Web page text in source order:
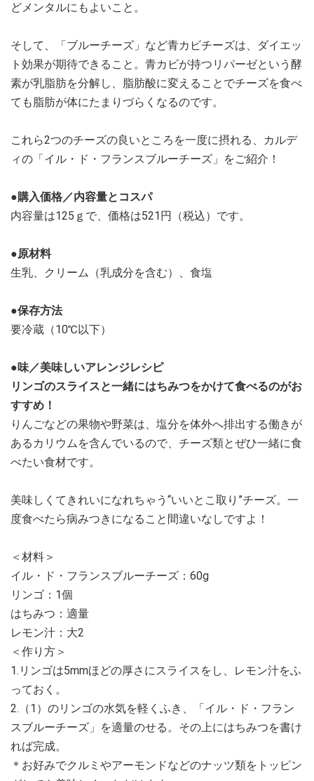
どメンタルにもよいこと。
そして、「ブルーチーズ」など青カビチーズは、ダイエッ
ト効果が期待できること。青カビが持つリパーゼという酵
素が乳脂肪を分解し、脂肪酸に変えることでチーズを食べ
ても脂肪が体にたまりづらくなるのです。
これら2つのチーズの良いところを一度に摂れる、カルデ
ィの「イル・ド・フランスブルーチーズ」をご紹介！
●購入価格／内容量とコスパ
内容量は125ｇで、価格は521円（税込）です。
●原材料
生乳、クリーム（乳成分を含む）、食塩
●保存方法
要冷蔵（10℃以下）
●味／美味しいアレンジレシピ
リンゴのスライスと一緒にはちみつをかけて食べるのがお
すすめ！
りんごなどの果物や野菜は、塩分を体外へ排出する働きが
あるカリウムを含んでいるので、チーズ類とぜひ一緒に食
べたい食材です。
美味しくてきれいになれちゃう“いいとこ取り”チーズ。一
度食べたら病みつきになること間違いなしですよ！
＜材料＞
イル・ド・フランスブルーチーズ：60g
リンゴ：1個
はちみつ：適量
レモン汁：大2
＜作り方＞
1.リンゴは5mmほどの厚さにスライスをし、レモン汁をふ
っておく。
2.（1）のリンゴの水気を軽くふき、「イル・ド・フラン
スブルーチーズ」を適量のせる。その上にはちみつを書け
れば完成。
＊お好みでクルミやアーモンドなどのナッツ類をトッピン